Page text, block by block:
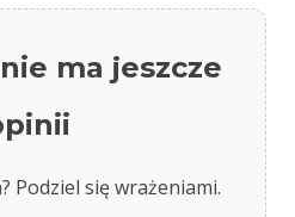
ma jeszcze
Podziel się wrażeniami.